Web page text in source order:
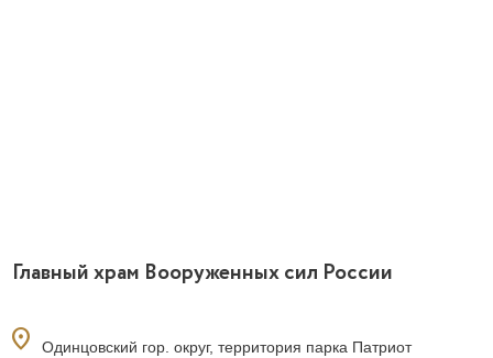
Главный храм Вооруженных сил России
location_on Одинцовский гор. округ, территория парка Патриот